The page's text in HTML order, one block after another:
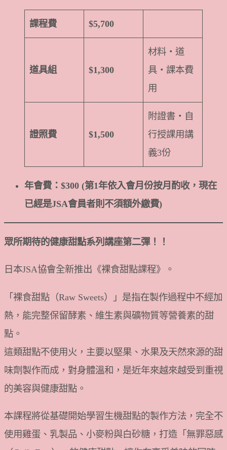
課程費 $5,700
道具組 $1,300
材料・道
具・課本費
用
證照費 $1,500
附證書・自
行授課用講
義3份
年會費：$300 (第1年依入會月份按月酌收，現在
已經是JSA會員者則不須額外繳費)
眾所期待的健康甜點系列講座第二彈！！
日本JSA協會全新推出《裸食甜點課程》。
「裸食甜點（Raw Sweets）」是指在製作過程中不經加
熱，能完整保留酵素、維生素與礦物質等營養素的甜
點。
這類甜點不使用火，主要以堅果、水果及天然來源的甜
味劑製作而成，對身體溫和，是近年來越來越受到重視
的美容與健康甜點。
本課程將從基礎開始學習生機甜點的製作方法，完全不
使用雞蛋、乳製品、小麥粉與白砂糖，打造「無罪惡感